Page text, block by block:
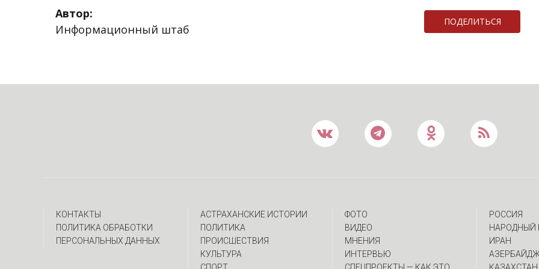
Автор:
Информационный штаб
ПОДЕЛИТЬСЯ
КОНТАКТЫ
ПОЛИТИКА ОБРАБОТКИ
ПЕРСОНАЛЬНЫХ ДАННЫХ
АСТРАХАНСКИЕ ИСТОРИИ
ПОЛИТИКА
ПРОИСШЕСТВИЯ
КУЛЬТУРА
СПОРТ
ФОТО
ВИДЕО
МНЕНИЯ
ИНТЕРВЬЮ
CПЕЦПРОЕКТЫ — КАК ЭТО
РОССИЯ
НАРОДНЫЙ
ИРАН
КАЗАХСТАН